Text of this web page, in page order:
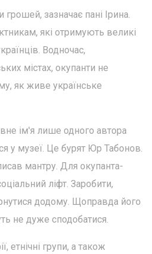
зазначає пані Ірина.
які отримують великі
Водночас,
містах, окупанти не
як живе українське
ім'я лише одного автора
у музеї. Це бурят Юр Табонов.
мантру. Для окупанта-
ліфт. Заробити,
додому. Щоправда його
не дуже сподобатися.
етнічні групи, а також